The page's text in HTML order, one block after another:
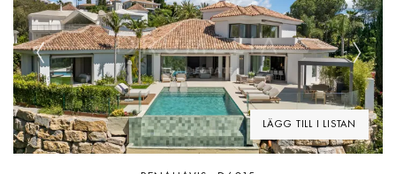
LÄGG TILL I LISTAN
Previous Next